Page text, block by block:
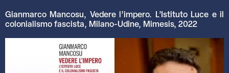
Gianmarco Mancosu, Vedere l’impero. L’Istituto Luce e il
colonialismo fascista, Milano-Udine, Mimesis, 2022